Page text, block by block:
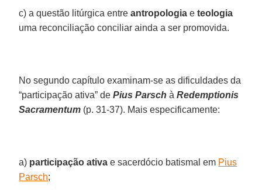
c) a questão litúrgica entreantropologia eteologia
uma reconciliação conciliar ainda a ser promovida.
No segundo capítulo examinam-se as dificuldades da
“participação ativa” dePius ParschàRedemptionis
Sacramentum (p. 31-37). Mais especificamente:
a) participação ativa e sacerdócio batismal em Pius
Parsch;